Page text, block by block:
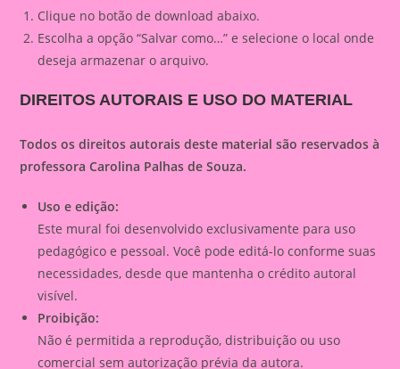
Clique no botão de download abaixo.
Escolha a opção “Salvar como…” e selecione o local onde
deseja armazenar o arquivo.
DIREITOS AUTORAIS E USO DO MATERIAL
Todos os direitos autorais deste material são reservados à
professora Carolina Palhas de Souza.
Uso e edição:
Este mural foi desenvolvido exclusivamente para uso
pedagógico e pessoal. Você pode editá-lo conforme suas
necessidades, desde que mantenha o crédito autoral
visível.
Proibição:
Não é permitida a reprodução, distribuição ou uso
comercial sem autorização prévia da autora.